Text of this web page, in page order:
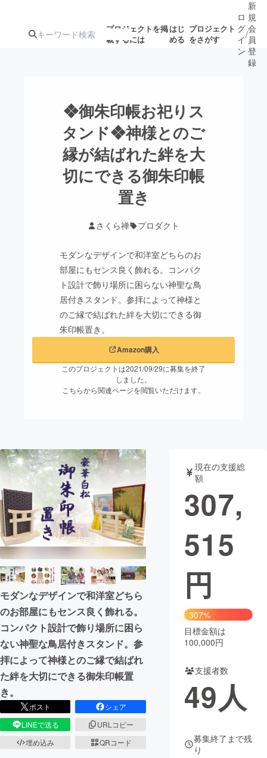
プロジェクトを掲
載するには
はじ
める
プロジェクト
をさがす
注目のリ
ターン
注目の新着プロ
ジェクト
募集終了が近いプ
ロジェクト
アート・写真
テクノロジー・ガジェット
映像・映画
ビジネス・起業
まちづくり・地域活性化
CAMPFIRE for Social Good
CAMPFIREふるさと納税
machi-ya
ロ
グ
イ
ン
/
新
規
会
員
登
録
❖御朱印帳お祀りス
タンド❖神様とのご
縁が結ばれた絆を大
切にできる御朱印帳
置き
さくら禅 プロダクト
モダンなデザインで和洋室どちらのお
部屋にもセンス良く飾れる。コンパク
ト設計で飾り場所に困らない神聖な鳥
居付きスタンド。参拝によって神様と
のご縁で結ばれた絆を大切にできる御
朱印帳置き。
Amazon購入
このプロジェクトは2021/09/29に募集を終了
しました。
こちらから関連ページを閲覧いただけます。
モダンなデザインで和洋室どちら
のお部屋にもセンス良く飾れる。
コンパクト設計で飾り場所に困ら
ない神聖な鳥居付きスタンド。参
拝によって神様とのご縁で結ばれ
た絆を大切にできる御朱印帳置
き。
ポスト
シェア
LINEで送る
URLコピー
埋め込み
QRコード
現在の支援総
額
307,
515
円
307%
目標金額は
100,000円
支援者数
49人
募集終了まで残
り